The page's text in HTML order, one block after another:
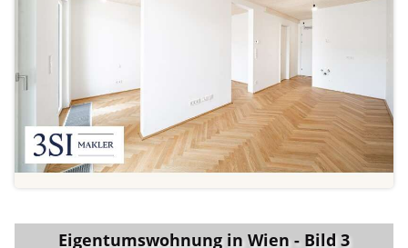
Eigentumswohnung in Wien - Bild 3